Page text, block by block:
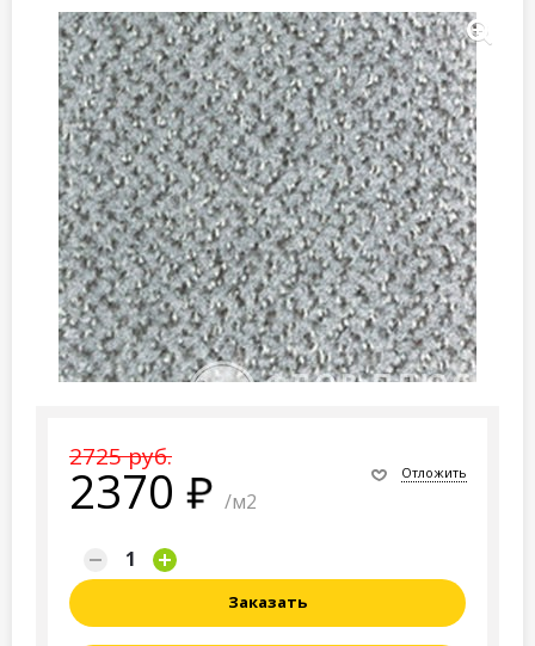
2725 руб.
2370 /м2
Отложить
Заказать